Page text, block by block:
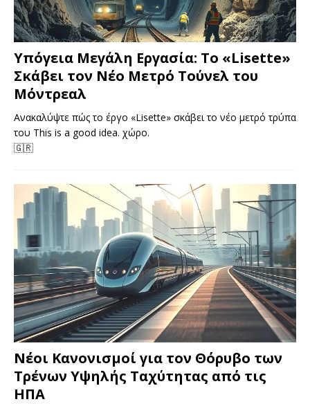
Υπόγεια Μεγάλη Εργασία: Το «Lisette»
Σκάβει τον Νέο Μετρό Τούνελ του
Μόντρεαλ
Ανακαλύψτε πώς το έργο «Lisette» σκάβει το νέο μετρό τρύπα
του This is a good idea. χώρο.
🇬🇷
Νέοι Κανονισμοί για τον Θόρυβο των
Τρένων Υψηλής Ταχύτητας από τις
ΗΠΑ